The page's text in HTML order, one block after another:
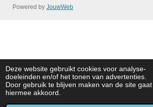
Deze website gebruikt cookies voor analyse-
doeleinden en/of het tonen van advertenties.
Door gebruik te blijven maken van de site gaat
hiermee akkoord.
Powered by JouwWeb